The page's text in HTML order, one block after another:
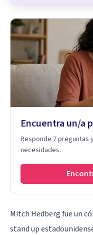
Encuentra un/a
Responde 7 preguntas
necesidades.
Mitch Hedberg fue un
stand up